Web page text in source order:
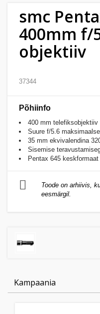
smc
400mm f/
objektiiv
37344
Põhiinfo
400 mm telefiksobjektiiv
Suure f/5.6
35 mm ekvivalendina
Sisemise
Pentax 645
Toode on arhiivis,
eesmärgil.
Kampaania
aed
Ilu
tervis
Sport
hobi
Mänguasjad
Auto